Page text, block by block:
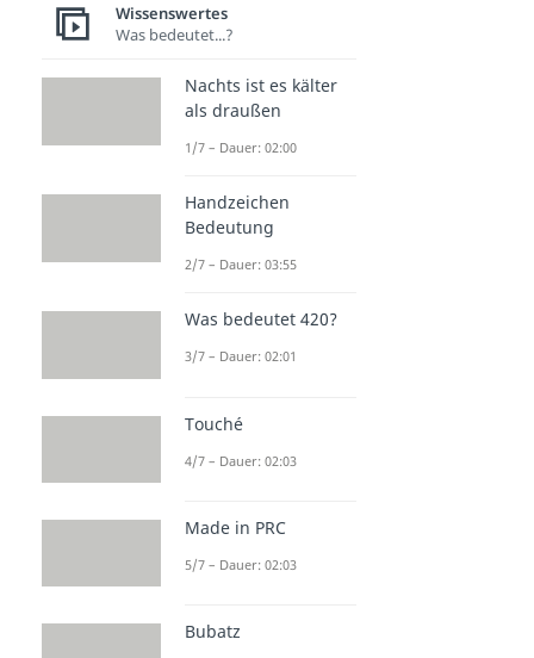
Dauer: 02:40
Rosenhochzeit
Porzellanhochzeit
Dauer: 04:02
Eiserne Hochzeit
Wissenswertes
Was bedeutet...?
Nachts ist es kälter
als draußen
1/7 – Dauer: 02:00
Handzeichen
Bedeutung
2/7 – Dauer: 03:55
Was bedeutet 420?
3/7 – Dauer: 02:01
Touché
4/7 – Dauer: 02:03
Made in PRC
5/7 – Dauer: 02:03
Bubatz